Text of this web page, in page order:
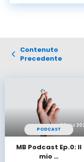
Contenuto
Precedente
PODCAST
08 Dic
MB Podcast Ep.0: Il
mio …